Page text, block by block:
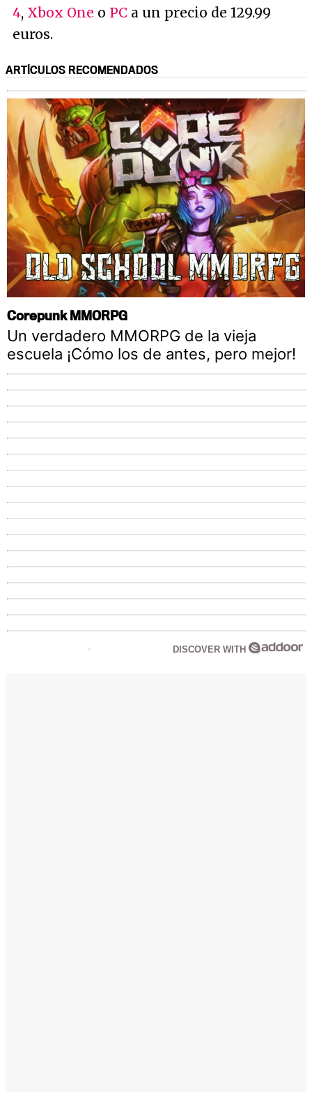
4, Xbox One o PC a un precio de 129.99
euros.
ARTÍCULOS RECOMENDADOS
Corepunk MMORPG
Un verdadero MMORPG de la vieja
escuela ¡Cómo los de antes, pero mejor!
DISCOVER WITH